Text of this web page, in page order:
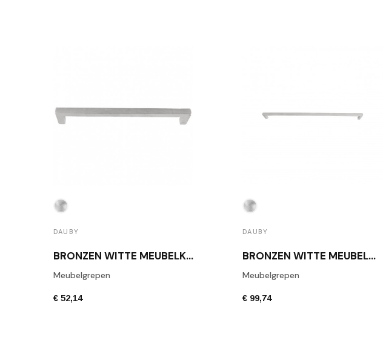
DAUBY
BRONZEN WITTE MEUBELKNOP DAUBY PMQ 224 WBS
Meubelgrepen
€ 52,14
DAUBY
BRONZEN WITTE MEUBELHANDGREEP DAUBY PMQ 512 WBS
Meubelgrepen
€ 99,74